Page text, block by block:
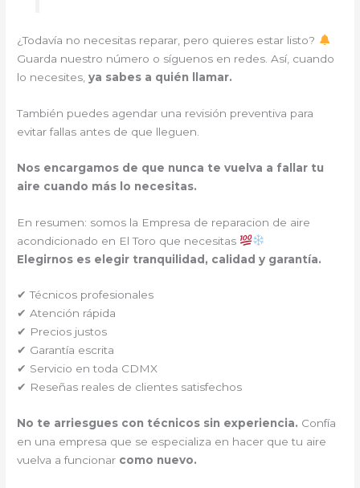
¿Todavía no necesitas reparar, pero quieres estar listo?
Guarda nuestro número o síguenos en redes. Así, cuando
lo necesites,ya sabes a quién llamar.
También puedes agendar una revisión preventiva para
evitar fallas antes de que lleguen.
Nos encargamos de que nunca te vuelva a fallar tu
aire cuando más lo necesitas.
En resumen: somos la Empresa de reparacion de aire
acondicionado en El Toro que necesitas
Elegirnos es elegir tranquilidad, calidad y garantía.
✔ Técnicos profesionales
✔ Atención rápida
✔ Precios justos
✔ Garantía escrita
✔ Servicio en toda CDMX
✔ Reseñas reales de clientes satisfechos
No te arriesgues con técnicos sin experiencia. Confía
en una empresa que se especializa en hacer que tu aire
vuelva a funcionar como nuevo.